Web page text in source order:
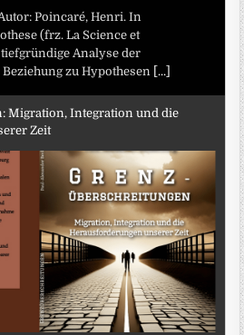
Poincaré, Henri. In
(frz. La Science et
Analyse der
zu Hypothesen [...]
Migration, Integration und die
Zeit